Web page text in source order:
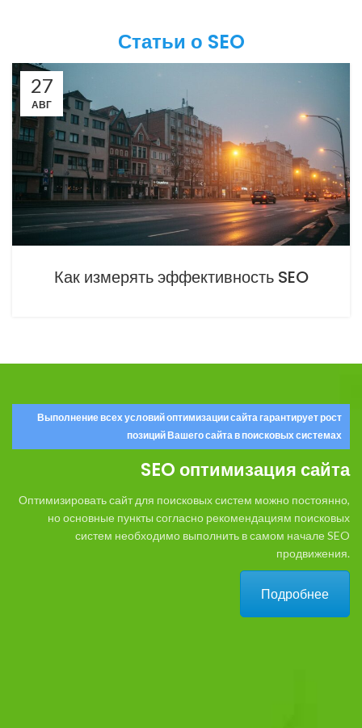
Статьи о SEO
27
АВГ
Как измерять эффективность SEO
Выполнение всех условий оптимизации сайта гарантирует рост
позиций Вашего сайта в поисковых системах
SEO оптимизация сайта
Оптимизировать сайт для поисковых систем можно постоянно,
но основные пункты согласно рекомендациям поисковых
систем необходимо выполнить в самом начале SEO
продвижения.
Подробнее